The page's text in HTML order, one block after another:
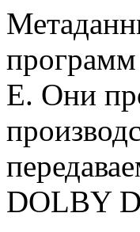
E. Они
DOLBY